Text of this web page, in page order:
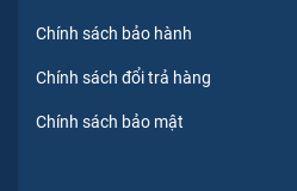
Chính sách bảo hành
Chính sách đổi trả hàng
Chính sách bảo mật